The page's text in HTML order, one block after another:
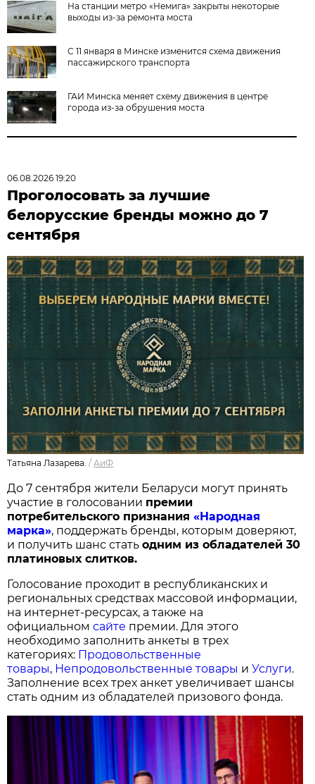
На станции метро «Немига» закрыты некоторые
выходы из-за ремонта моста
С 11 января в Минске изменится схема движения
пассажирского транспорта
ГАИ Минска меняет схему движения в центре
города из-за обрушения моста
06.08.2026 19:20
Проголосовать за лучшие
белорусские бренды можно до 7
сентября
Татьяна Лазарева. /АиФ
До 7 сентября жители Беларуси могут принять
участие в голосовании премии
потребительского признания«Народная
марка», поддержать бренды, которым доверяют,
и получить шанс статьодним из обладателей 30
платиновых слитков.
Голосование проходит в республиканских и
региональных средствах массовой информации,
на интернет-ресурсах, а также на
официальномсайте премии. Для этого
необходимо заполнить анкеты в трех
категориях: Продовольственные
товары, Непродовольственные товары иУслуги.
Заполнение всех трех анкет увеличивает шансы
стать одним из обладателей призового фонда.